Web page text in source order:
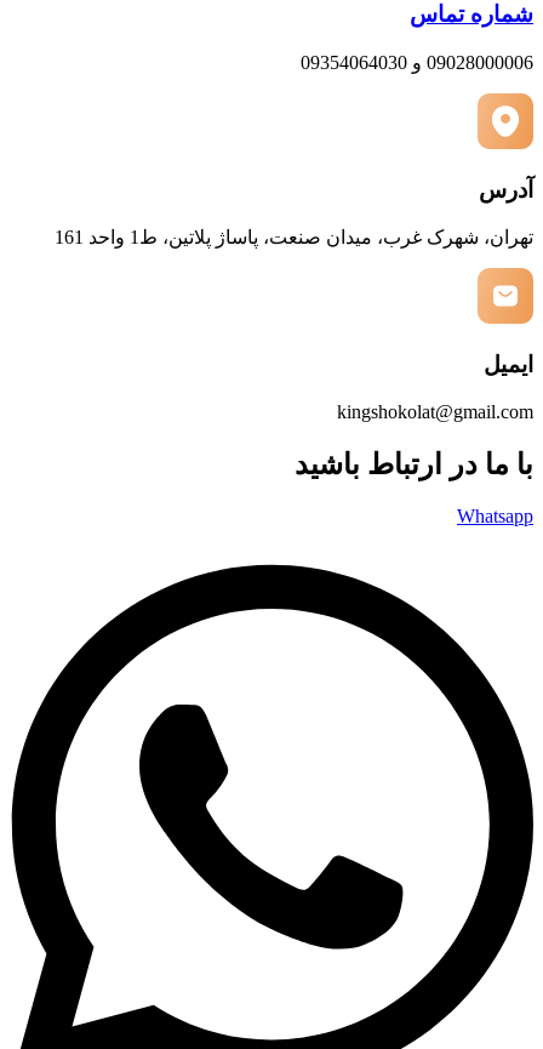
شماره تماس
09028000006 و 09354064030
آدرس
تهران، شهرک غرب، میدان صنعت، پاساژ پلاتین، ط1 واحد 161
ایمیل
kingshokolat@gmail.com
با ما در ارتباط باشید
Whatsapp